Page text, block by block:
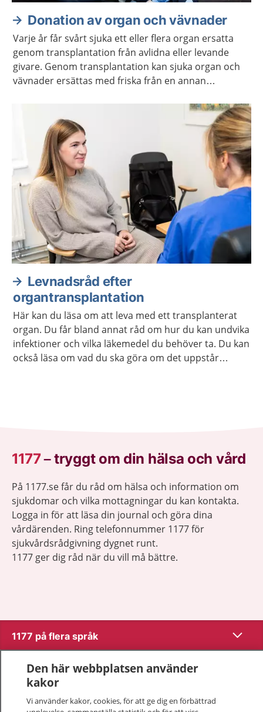
Donation av organ och vävnader
Varje år får svårt sjuka ett eller flera organ ersatta
genom transplantation från avlidna eller levande
givare. Genom transplantation kan sjuka organ och
vävnader ersättas med friska från en annan
Levnadsråd efter
organtransplantation
Här kan du läsa om att leva med ett transplanterat
organ. Du får bland annat råd om hur du kan undvika
infektioner och vilka läkemedel du behöver ta. Du kan
också läsa om vad du ska göra om det uppstår
1177–tryggt om din hälsa och vård
På 1177.se får du råd om hälsa och information om
sjukdomar och vilka mottagningar du kan kontakta.
Logga in för att läsa din journal och göra dina
vårdärenden. Ring telefonnummer 1177 för
sjukvårdsrådgivning dygnet runt.
1177 ger dig råd när du vill må bättre.
1177 på flera språk Visa
Om 1177
Kontakt
Den här webbplatsen använder
kakor
Vi använder kakor, cookies, för att ge dig en förbättrad